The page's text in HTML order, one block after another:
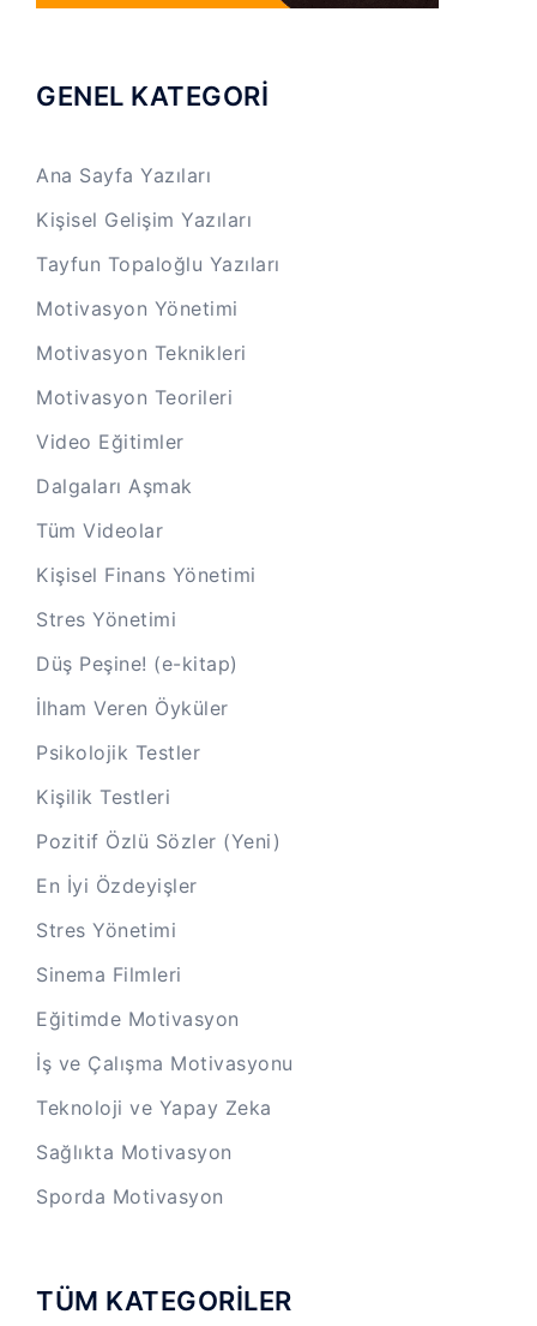
GENEL KATEGORİ
Ana Sayfa Yazıları
Kişisel Gelişim Yazıları
Tayfun Topaloğlu Yazıları
Motivasyon Yönetimi
Motivasyon Teknikleri
Motivasyon Teorileri
Video Eğitimler
Dalgaları Aşmak
Tüm Videolar
Kişisel Finans Yönetimi
Stres Yönetimi
Düş Peşine! (e-kitap)
İlham Veren Öyküler
Psikolojik Testler
Kişilik Testleri
Pozitif Özlü Sözler (Yeni)
En İyi Özdeyişler
Stres Yönetimi
Sinema Filmleri
Eğitimde Motivasyon
İş ve Çalışma Motivasyonu
Teknoloji ve Yapay Zeka
Sağlıkta Motivasyon
Sporda Motivasyon
TÜM KATEGORİLER